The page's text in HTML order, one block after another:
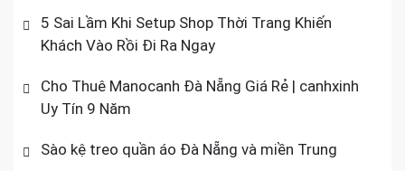
5 Sai Lầm Khi Setup Shop Thời Trang Khiến
Khách Vào Rồi Đi Ra Ngay
Cho Thuê Manocanh Đà Nẵng Giá Rẻ | canhxinh
Uy Tín 9 Năm
Sào kệ treo quần áo Đà Nẵng và miền Trung